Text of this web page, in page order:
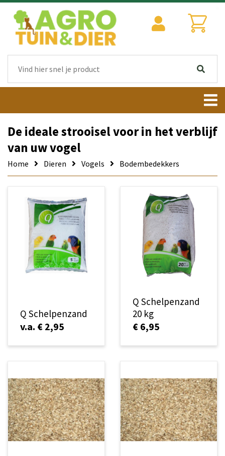
De ideale strooisel voor in het verblijf
van uw vogel
Home Dieren Vogels Bodembedekkers
Q Schelpenzand
v.a. € 2,95
Q Schelpenzand
20 kg
€ 6,95